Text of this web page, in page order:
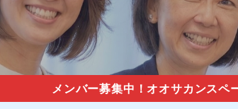
メンバー募集中！オオサカンス